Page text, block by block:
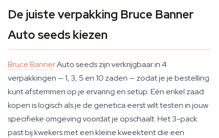
De juiste verpakking Bruce Banner
Auto seeds kiezen
Bruce BannerAuto seeds zijn verkrijgbaar in 4
verpakkingen — 1, 3, 5 en 10 zaden — zodat je je bestelling
kunt afstemmen op je ervaring en setup. Eén enkel zaad
kopen is logisch als je de genetica eerst wilt testen in jouw
specifieke omgeving voordat je opschaalt. Het 3-pack
past bij kwekers met een kleine kweektent die een